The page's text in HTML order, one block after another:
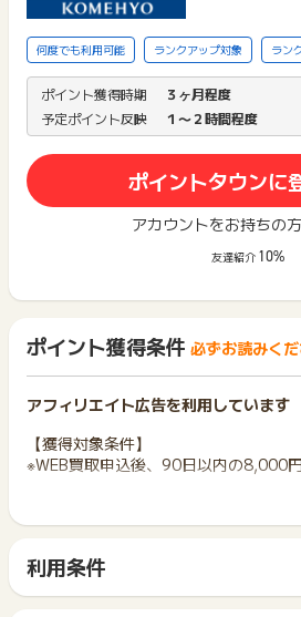
何度でも利用可能 ランクアップ対象 ラン
ポイント獲得時期
３ヶ月程度
予定ポイント反映
１〜２時間程度
ポイントタウンに
アカウントをお持ちの
友達紹介 10%
ポイント獲得条件 必ずお読みく
アフィリエイト広告を利用しています
【獲得対象条件】
※WEB買取申込後、90日以内の8,000
・WEB買取申込後、90日以内の8,000
で（2025年6月1日～）
利用条件